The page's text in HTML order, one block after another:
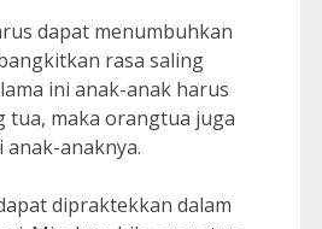
dapat menumbuhkan
rasa saling
ini anak-anak harus
tua, maka orangtua juga
anaknya.
dipraktekkan dalam